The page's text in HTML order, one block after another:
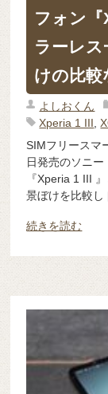
フォン『
ラーレ
けの比較
よしおくん
Xperia 1 III,
SIMフリースマ
日発売のソニ
『Xperia 1 III
景ぼけを比較
続きを読む